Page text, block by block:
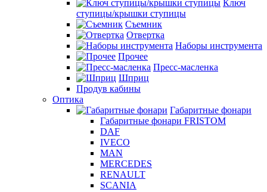
Ключ
ступицы/крышки ступицы
Съемник
Отвертка
Наборы инструмента
Прочее
Пресс-масленка
Шприц
Продув кабины
Оптика
Габаритные фонари
Габаритные фонари FRISTOM
DAF
IVECO
MAN
MERCEDES
RENAULT
SCANIA